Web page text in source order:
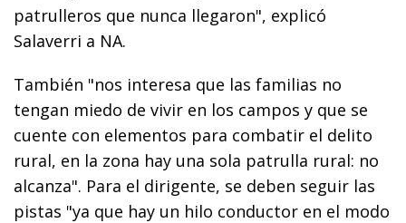
patrulleros que nunca llegaron", explicó
Salaverri a NA.
También "nos interesa que las familias no
tengan miedo de vivir en los campos y que se
cuente con elementos para combatir el delito
rural, en la zona hay una sola patrulla rural: no
alcanza". Para el dirigente, se deben seguir las
pistas "ya que hay un hilo conductor en el modo